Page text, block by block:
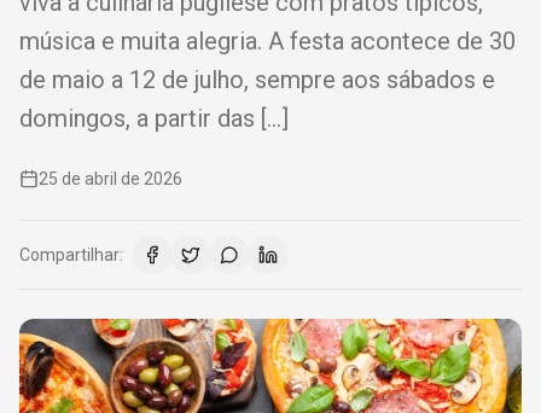
música e muita alegria. A festa acontece de 30
de maio a 12 de julho, sempre aos sábados e
domingos, a partir das […]
25 de abril de 2026
Compartilhar: